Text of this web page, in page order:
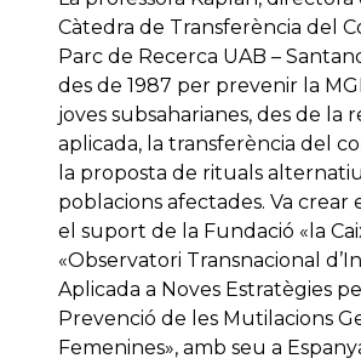
Càtedra de Transferència del
Parc de Recerca UAB –
des de 1987 per prevenir la
joves subsaharianes, des de la
aplicada, la transferència del
la proposta de rituals
poblacions afectades. Va crear
el suport de la Fundació «la
«Observatori Transnacional
Aplicada a Noves Estratègies
Prevenció de les Mutilacions
Femenines», amb seu a